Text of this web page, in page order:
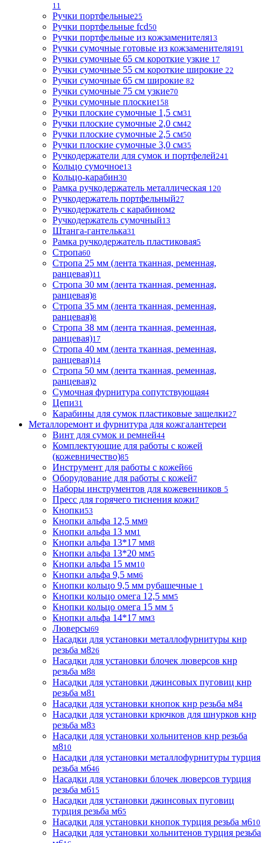
11
Ручки портфельные25
Ручки портфельные fcd50
Ручки портфельные из кожзаменителя13
Ручки сумочные готовые из кожзаменителя191
Ручки сумочные 65 см короткие узкие 17
Ручки сумочные 55 см короткие широкие 22
Ручки сумочные 65 см широкие 82
Ручки сумочные 75 см узкие70
Ручки сумочные плоские158
Ручки плоские сумочные 1,5 см31
Ручки плоские сумочные 2,0 см42
Ручки плоские сумочные 2,5 см50
Ручки плоские сумочные 3,0 см35
Ручкодержатели для сумок и портфелей241
Кольцо сумочное13
Кольцо-карабин30
Рамка ручкодержатель металлическая 120
Ручкодержатель портфельный27
Ручкодержатель с карабином2
Ручкодержатель сумочный13
Штанга-гантелька31
Рамка ручкодержатель пластиковая5
Стропа60
Стропа 25 мм (лента тканная, ременная,
ранцевая)11
Стропа 30 мм (лента тканная, ременная,
ранцевая)8
Стропа 35 мм (лента тканная, ременная,
ранцевая)8
Стропа 38 мм (лента тканная, ременная,
ранцевая)17
Стропа 40 мм (лента тканная, ременная,
ранцевая)14
Стропа 50 мм (лента тканная, ременная,
ранцевая)2
Сумочная фурнитура сопутствующая4
Цепи31
Карабины для сумок пластиковые защелки27
Металлоремонт и фурнитура для кожгалантереи
Винт для сумок и ремней44
Комплектующие для работы с кожей
(кожевничество)85
Инструмент для работы с кожей66
Оборудование для работы с кожей7
Наборы инструментов для кожевенников 5
Пресс для горячего тиснения кожи7
Кнопки53
Кнопки альфа 12,5 мм9
Кнопки альфа 13 мм1
Кнопки альфа 13*17 мм8
Кнопки альфа 13*20 мм5
Кнопки альфа 15 мм10
Кнопки альфа 9,5 мм6
Кнопки кольцо 9,5 мм рубашечные 1
Кнопки кольцо омега 12,5 мм5
Кнопки кольцо омега 15 мм 5
Кнопки альфа 14*17 мм3
Люверсы69
Насадки для установки металлофурнитуры кнр
резьба м826
Насадки для установки блочек люверсов кнр
резьба м88
Насадки для установки джинсовых пуговиц кнр
резьба м81
Насадки для установки кнопок кнр резьба м84
Насадки для установки крючков для шнурков кнр
резьба м83
Насадки для установки хольнитенов кнр резьба
м810
Насадки для установки металлофурнитуры турция
резьба м646
Насадки для установки блочек люверсов турция
резьба м615
Насадки для установки джинсовых пуговиц
турция резьба м65
Насадки для установки кнопок турция резьба м610
Насадки для установки хольнитенов турция резьба